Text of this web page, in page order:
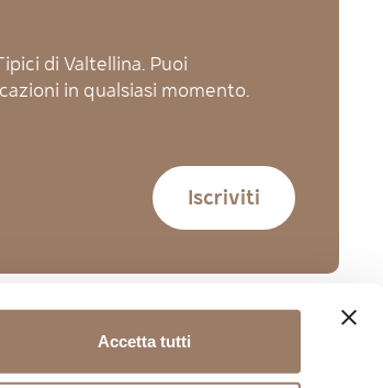
Accetta tutti
di Valtellina. Puoi
in qualsiasi momento.